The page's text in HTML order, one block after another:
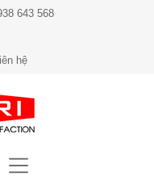
643 568
hệ